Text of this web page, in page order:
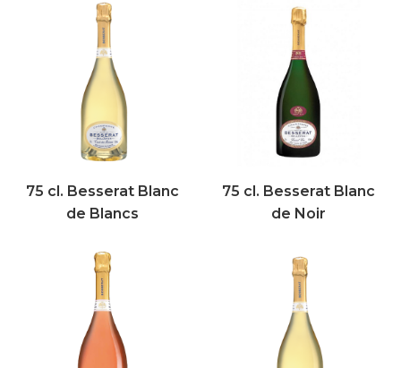
75 cl. Besserat Blanc
de Blancs
75 cl. Besserat Blanc
de Noir